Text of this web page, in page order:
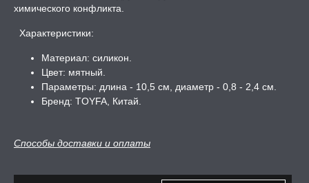
химического конфликта.
Характеристики:
Материал: силикон.
Цвет: мятный.
Параметры: длина - 10,5 см, диаметр - 0,8 - 2,4 см.
Бренд: TOYFA, Китай.
Способы доставки и оплаты